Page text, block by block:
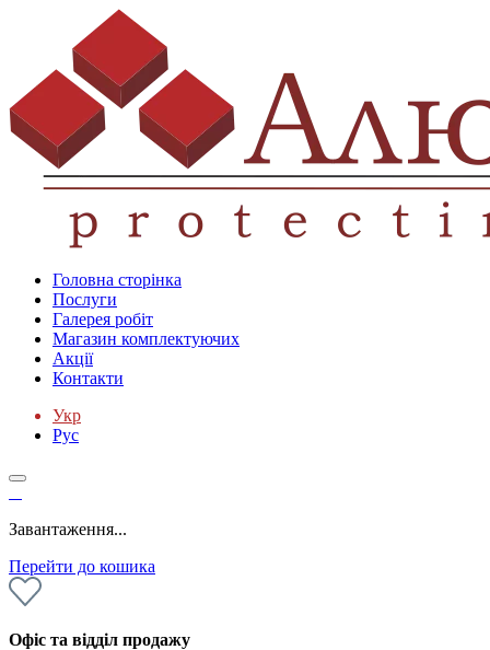
Головна сторінка
Послуги
Галерея робіт
Магазин комплектуючих
Акції
Контакти
Укр
Рус
Завантаження...
Перейти до кошика
Офіс та відділ продажу